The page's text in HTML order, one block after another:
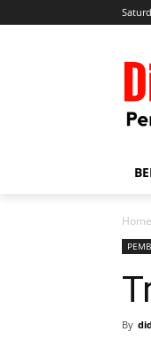
Home
By